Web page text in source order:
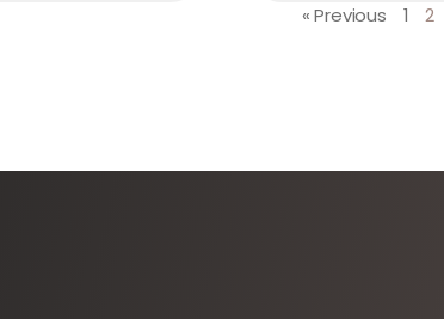
« Previous 1 2